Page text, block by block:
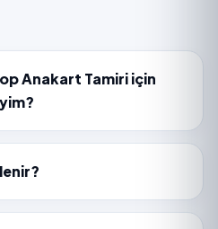
Anakart Tamiri için